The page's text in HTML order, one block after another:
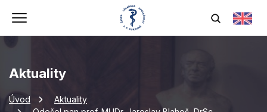
Aktuality
Úvod
Aktuality